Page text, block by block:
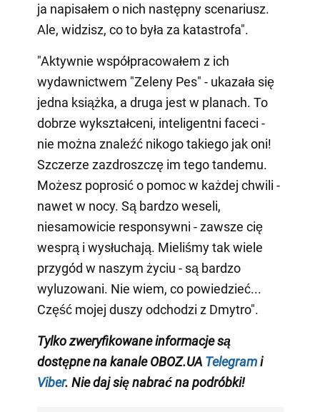
ja napisałem o nich następny scenariusz.
Ale, widzisz, co to była za katastrofa".
"Aktywnie współpracowałem z ich
wydawnictwem "Zeleny Pes" - ukazała się
jedna książka, a druga jest w planach. To
dobrze wykształceni, inteligentni faceci -
nie można znaleźć nikogo takiego jak oni!
Szczerze zazdroszczę im tego tandemu.
Możesz poprosić o pomoc w każdej chwili -
nawet w nocy. Są bardzo weseli,
niesamowicie responsywni - zawsze cię
wesprą i wysłuchają. Mieliśmy tak wiele
przygód w naszym życiu - są bardzo
wyluzowani. Nie wiem, co powiedzieć...
Część mojej duszy odchodzi z Dmytro".
Tylko zweryfikowane informacje są
dostępne na kanale OBOZ.UA Telegrami
Viber. Nie daj się nabrać na podróbki!